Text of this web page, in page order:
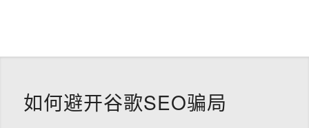
如何避开谷歌SEO骗局